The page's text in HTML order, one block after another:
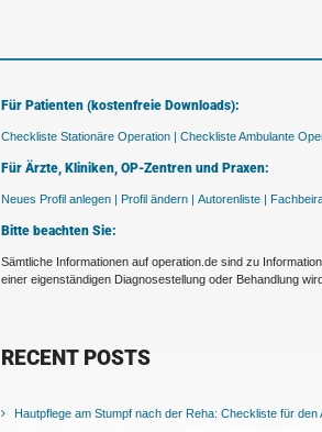
Für Patienten (kostenfreie Downloads):
Checkliste Stationäre Operation | Checkliste Ambulante
Für Ärzte, Kliniken, OP-Zentren und Praxen:
Neues Profil anlegen | Profil ändern | Autorenliste |
Bitte beachten Sie:
Sämtliche Informationen auf operation.de sind zu
einer eigenständigen Diagnosestellung oder Behandlung
RECENT POSTS
Hautpflege am Stumpf nach der Reha: Checkliste für den